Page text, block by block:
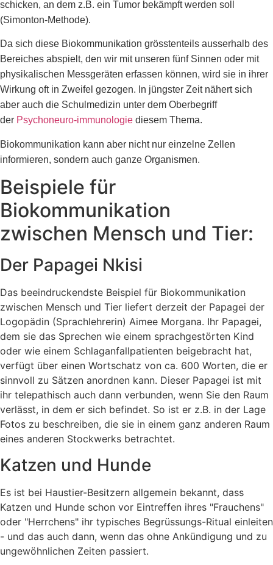
schicken, an dem z.B. ein Tumor bekämpft werden soll
(Simonton-Methode).
Da sich diese Biokommunikation grösstenteils ausserhalb des
Bereiches abspielt, den wir mit unseren fünf Sinnen oder mit
physikalischen Messgeräten erfassen können, wird sie in ihrer
Wirkung oft in Zweifel gezogen. In jüngster Zeit nähert sich
aber auch die Schulmedizin unter dem Oberbegriff
der Psychoneuro-immunologie diesem Thema.
Biokommunikation kann aber nicht nur einzelne Zellen
informieren, sondern auch ganze Organismen.
Beispiele für
Biokommunikation
zwischen Mensch und Tier:
Der Papagei Nkisi
Das beeindruckendste Beispiel für Biokommunikation
zwischen Mensch und Tier liefert derzeit der Papagei der
Logopädin (Sprachlehrerin) Aimee Morgana. Ihr Papagei,
dem sie das Sprechen wie einem sprachgestörten Kind
oder wie einem Schlaganfallpatienten beigebracht hat,
verfügt über einen Wortschatz von ca. 600 Worten, die er
sinnvoll zu Sätzen anordnen kann. Dieser Papagei ist mit
ihr telepathisch auch dann verbunden, wenn Sie den Raum
verlässt, in dem er sich befindet. So ist er z.B. in der Lage
Fotos zu beschreiben, die sie in einem ganz anderen Raum
eines anderen Stockwerks betrachtet.
Katzen und Hunde
Es ist bei Haustier-Besitzern allgemein bekannt, dass
Katzen und Hunde schon vor Eintreffen ihres "Frauchens"
oder "Herrchens" ihr typisches Begrüssungs-Ritual einleiten
- und das auch dann, wenn das ohne Ankündigung und zu
ungewöhnlichen Zeiten passiert.